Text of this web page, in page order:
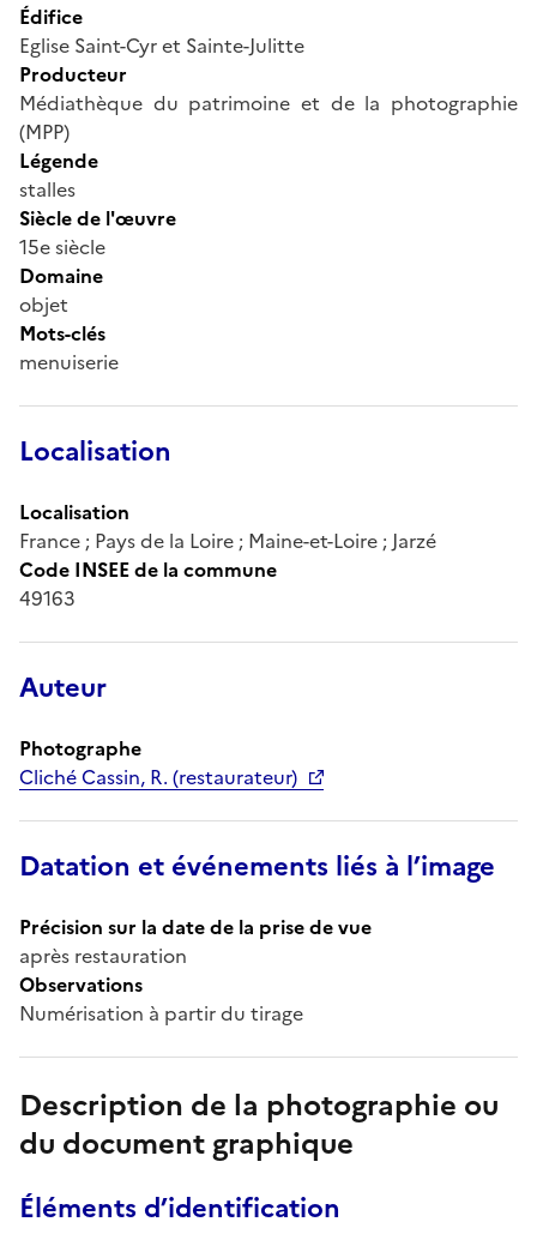
Édifice
Eglise Saint-Cyr et Sainte-Julitte
Producteur
Médiathèque du patrimoine et de la photographie
(MPP)
Légende
stalles
Siècle de l'œuvre
15e siècle
Domaine
objet
Mots-clés
menuiserie
Localisation
Localisation
France ; Pays de la Loire ; Maine-et-Loire ; Jarzé
Code INSEE de la commune
49163
Auteur
Photographe
Cliché Cassin, R. (restaurateur)
Datation et événements liés à l’image
Précision sur la date de la prise de vue
après restauration
Observations
Numérisation à partir du tirage
Description de la photographie ou
du document graphique
Éléments d’identification